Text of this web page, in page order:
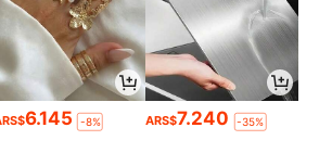
6.145 -8% ARS$7.240 -35%